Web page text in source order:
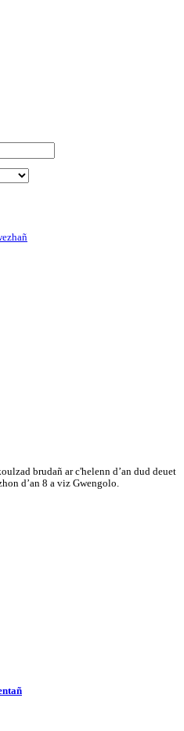
brudañ ar c'helenn d’an dud deuet
d’an 8 a viz Gwengolo.